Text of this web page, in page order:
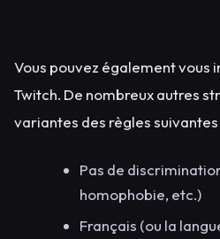
Vous pouvez également vous
Twitch. De nombreux autres
variantes des règles suivantes
Pas de
homophobie, etc.)
Français (ou la